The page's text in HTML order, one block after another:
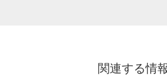
関連する情